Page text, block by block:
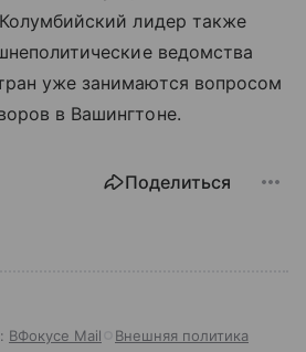
лидер также
ведомства
уже занимаются вопросом
в Вашингтоне.
Поделиться
ВФокусе Mail Внешняя политика